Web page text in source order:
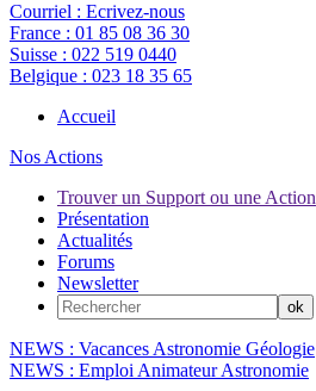
Courriel : Ecrivez-nous
France : 01 85 08 36 30
Suisse : 022 519 0440
Belgique : 023 18 35 65
Accueil
Nos Actions
Trouver un Support ou une Action
Présentation
Actualités
Forums
Newsletter
NEWS : Vacances Astronomie Géologie
NEWS : Emploi Animateur Astronomie